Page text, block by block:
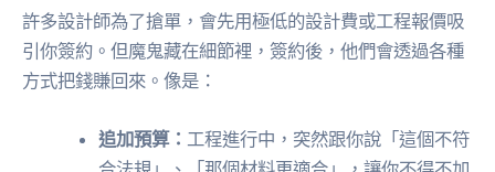
許多設計師為了搶單，會先用極低的設計費或工程報價吸
引你簽約。但魔鬼藏在細節裡，簽約後，他們會透過各種
方式把錢賺回來。像是：
追加預算： 工程進行中，突然跟你說「這個不符